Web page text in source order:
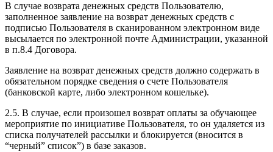
В случае возврата денежных средств Пользователю,
заполненное заявление на возврат денежных средств с
подписью Пользователя в сканированном электронном виде
высылается по электронной почте Администрации, указанной
в п.8.4 Договора.
Заявление на возврат денежных средств должно содержать в
обязательном порядке сведения о счете Пользователя
(банковской карте, либо электронном кошельке).
2.5. В случае, если произошел возврат оплаты за обучающее
мероприятие по инициативе Пользователя, то он удаляется из
списка получателей рассылки и блокируется (вносится в
“черный” список”) в базе заказов.